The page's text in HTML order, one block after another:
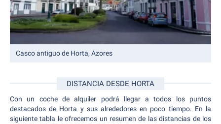
Casco antiguo de Horta, Azores
DISTANCIA DESDE HORTA
Con un coche de alquiler podrá llegar a todos los puntos
destacados de Horta y sus alrededores en poco tiempo. En la
siguiente tabla le ofrecemos un resumen de las distancias de los